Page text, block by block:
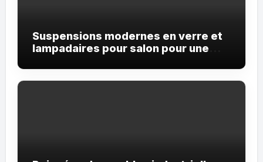
Suspensions modernes en verre et
lampadaires pour salon pour une